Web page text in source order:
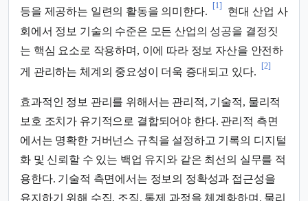
등을 제공하는 일련의 활동을 의미한다.
[1]
현대 산업 사
회에서 정보 기술의 수준은 모든 산업의 성공을 결정짓
는 핵심 요소로 작용하며, 이에 따라 정보 자산을 안전하
게 관리하는 체계의 중요성이 더욱 증대되고 있다.
[2]
효과적인 정보 관리를 위해서는 관리적, 기술적, 물리적
보호 조치가 유기적으로 결합되어야 한다. 관리적 측면
에서는 명확한 거버넌스 규칙을 설정하고 기록의 디지털
화 및 신뢰할 수 있는 백업 유지와 같은 최선의 실무를 적
용한다. 기술적 측면에서는 정보의 정확성과 접근성을
유지하기 위해 수집, 조직, 통제 과정을 체계화하며, 물리